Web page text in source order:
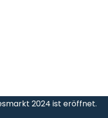
2024 ist eröffnet.